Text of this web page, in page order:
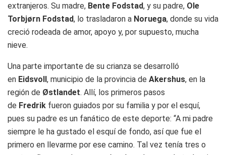
extranjeros. Su madre, Bente Fodstad, y su padre, Ole
Torbjørn Fodstad, lo trasladaron a Noruega, donde su vida
creció rodeada de amor, apoyo y, por supuesto, mucha
nieve.
Una parte importante de su crianza se desarrolló
en Eidsvoll, municipio de la provincia de Akershus, en la
región de Østlandet. Allí, los primeros pasos
de Fredrik fueron guiados por su familia y por el esquí,
pues su padre es un fanático de este deporte: “A mi padre
siempre le ha gustado el esquí de fondo, así que fue el
primero en llevarme por ese camino. Tal vez tenía tres o